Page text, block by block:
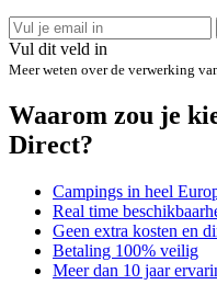
Vul dit veld in
Meer weten over de verwerking
Waarom zou je
Direct?
Campings in heel
Real time
Geen extra kosten en
Betaling 100% veilig
Meer dan 10 jaar